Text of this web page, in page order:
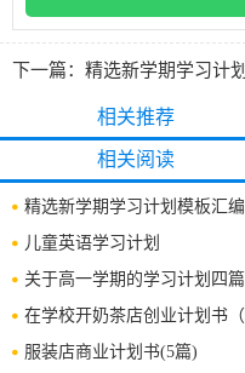
下一篇： 精选新学期学习计
相关推荐
相关阅读
精选新学期学习计划模板汇
儿童英语学习计划
关于高一学期的学习计划四篇
在学校开奶茶店创业计划书（
服装店商业计划书(5篇)